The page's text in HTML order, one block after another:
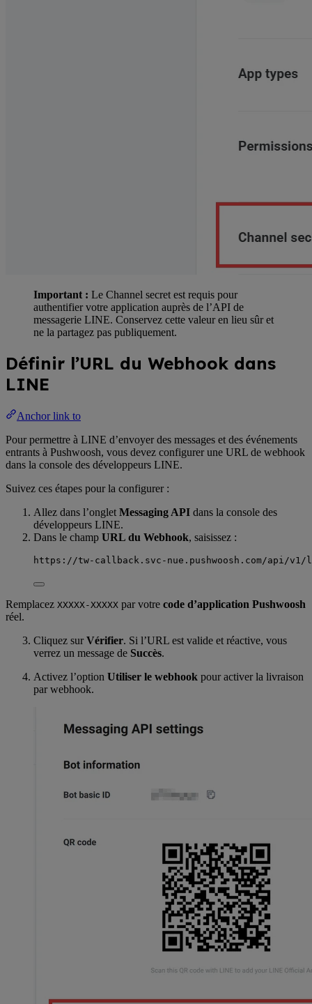
Important : Le Channel secret est requis pour
authentifier votre application auprès de l’API de
messagerie LINE. Conservez cette valeur en lieu sûr et
ne la partagez pas publiquement.
Définir l’URL du Webhook dans
LINE
Anchor link to
Pour permettre à LINE d’envoyer des messages et des événements
entrants à Pushwoosh, vous devez configurer une URL de webhook
dans la console des développeurs LINE.
Suivez ces étapes pour la configurer :
Allez dans l’onglet Messaging API dans la console des
développeurs LINE.
Dans le champ URL du Webhook, saisissez :
https://tw-callback.svc-nue.pushwoosh.com/api/v1/
Remplacez XXXXX-XXXXX par votre code d’application Pushwoosh
réel.
Cliquez surVérifier. Si l’URL est valide et réactive, vous
verrez un message de Succès.
Activez l’option Utiliser le webhook pour activer la livraison
par webhook.